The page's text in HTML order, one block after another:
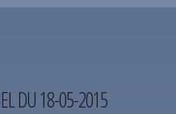
DU 18-05-2015